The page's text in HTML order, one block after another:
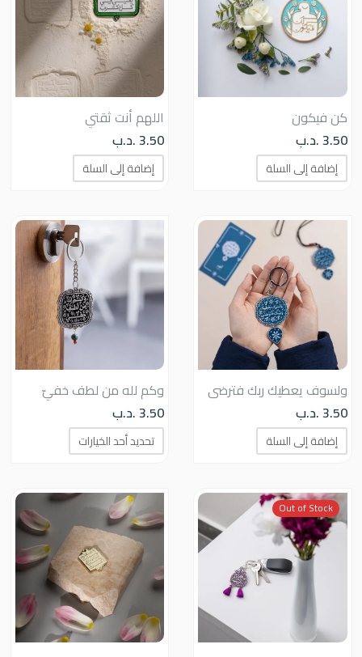
كن فيكون
3.50.د.ب
إضافة إلى السلة
اللهم أنت ثقتي
3.50.د.ب
إضافة إلى السلة
ولسوف يعطيك ربك فترضى
3.50.د.ب
إضافة إلى السلة
لهذا
وكم لله من لطف خفيّ
3.50.د.ب
تحديد أحد الخيارات هناك
العديد
الأشكال
المختلفة
لهذا
المنتج.
يمكن
اختيار
الخيارات
Out of Stock